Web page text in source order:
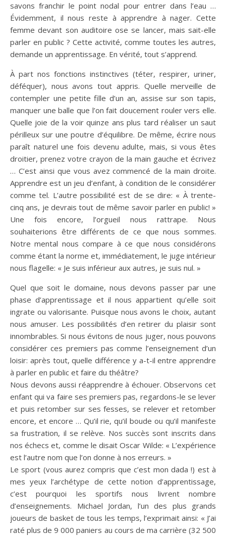
savons franchir le point nodal pour entrer dans l’eau …
Évidemment, il nous reste à apprendre à nager. Cette
femme devant son auditoire ose se lancer, mais sait-elle
parler en public ? Cette activité, comme toutes les autres,
demande un apprentissage. En vérité, tout s’apprend.
À part nos fonctions instinctives (téter, respirer, uriner,
déféquer), nous avons tout appris. Quelle merveille de
contempler une petite fille d’un an, assise sur son tapis,
manquer une balle que l’on fait doucement rouler vers elle.
Quelle joie de la voir quinze ans plus tard réaliser un saut
périlleux sur une poutre d’équilibre. De même, écrire nous
paraît naturel une fois devenu adulte, mais, si vous êtes
droitier, prenez votre crayon de la main gauche et écrivez
… C’est ainsi que vous avez commencé de la main droite.
Apprendre est un jeu d’enfant, à condition de le considérer
comme tel. L’autre possibilité est de se dire: « À trente-
cinq ans, je devrais tout de même savoir parler en public! »
Une fois encore, l’orgueil nous rattrape. Nous
souhaiterions être différents de ce que nous sommes.
Notre mental nous compare à ce que nous considérons
comme étant la norme et, immédiatement, le juge intérieur
nous flagelle: « Je suis inférieur aux autres, je suis nul. »
Quel que soit le domaine, nous devons passer par une
phase d’apprentissage et il nous appartient qu’elle soit
ingrate ou valorisante. Puisque nous avons le choix, autant
nous amuser. Les possibilités d’en retirer du plaisir sont
innombrables. Si nous évitons de nous juger, nous pouvons
considérer ces premiers pas comme l’enseignement d’un
loisir: après tout, quelle différence y a-t-il entre apprendre
à parler en public et faire du théâtre?
Nous devons aussi réapprendre à échouer. Observons cet
enfant qui va faire ses premiers pas, regardons-le se lever
et puis retomber sur ses fesses, se relever et retomber
encore, et encore … Qu’il rie, qu’il boude ou qu’il manifeste
sa frustration, il se relève. Nos succès sont inscrits dans
nos échecs et, comme le disait Oscar Wilde: « L’expérience
est l’autre nom que l’on donne à nos erreurs. »
Le sport (vous aurez compris que c’est mon dada !) est à
mes yeux l’archétype de cette notion d’apprentissage,
c’est pourquoi les sportifs nous livrent nombre
d’enseignements. Michael Jordan, l’un des plus grands
joueurs de basket de tous les temps, l’exprimait ainsi: « J’ai
raté plus de 9 000 paniers au cours de ma carrière (32 500